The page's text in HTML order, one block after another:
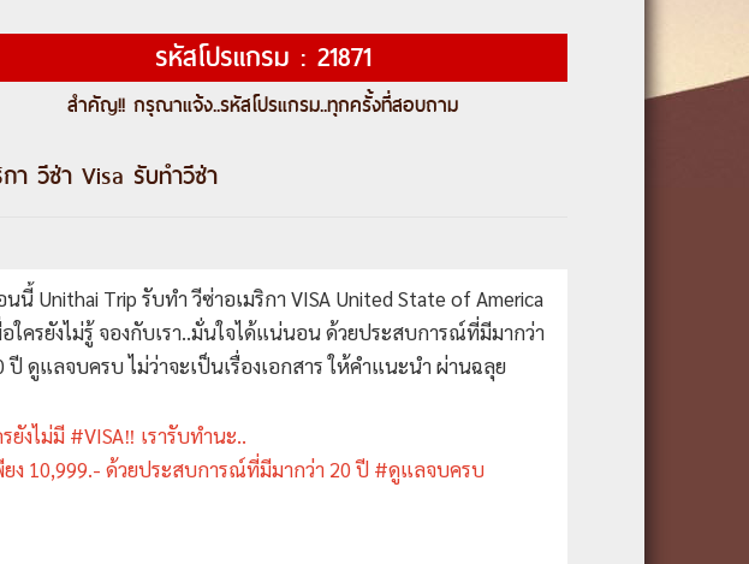
รหัสโปรแกรม : 21871
สำคัญ!! กรุณาแจ้ง..รหัสโปรแกรม..ทุกครั้งที่สอบถาม
กา วีซ่า Visa รับทำวีซ่า
นนี้ Unithai Trip รับทำ วีซ่าอเมริกา VISA United State of America
อใครยังไม่รู้ จองกับเรา..มั่นใจได้แน่นอน ด้วยประสบการณ์ที่มีมากว่า
ปี ดูแลจบครบ ไม่ว่าจะเป็นเรื่องเอกสาร ให้คำแนะนำ ผ่านฉลุย
ยังไม่มี #VISA‼️ เรารับทำนะ..
ยง 10,999.- ด้วยประสบการณ์ที่มีมากว่า 20 ปี #ดูแลจบครบ